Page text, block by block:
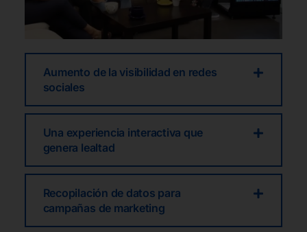
Aumento de la visibilidad en redes
sociales
Una experiencia interactiva que
genera lealtad
Recopilación de datos para
campañas de marketing